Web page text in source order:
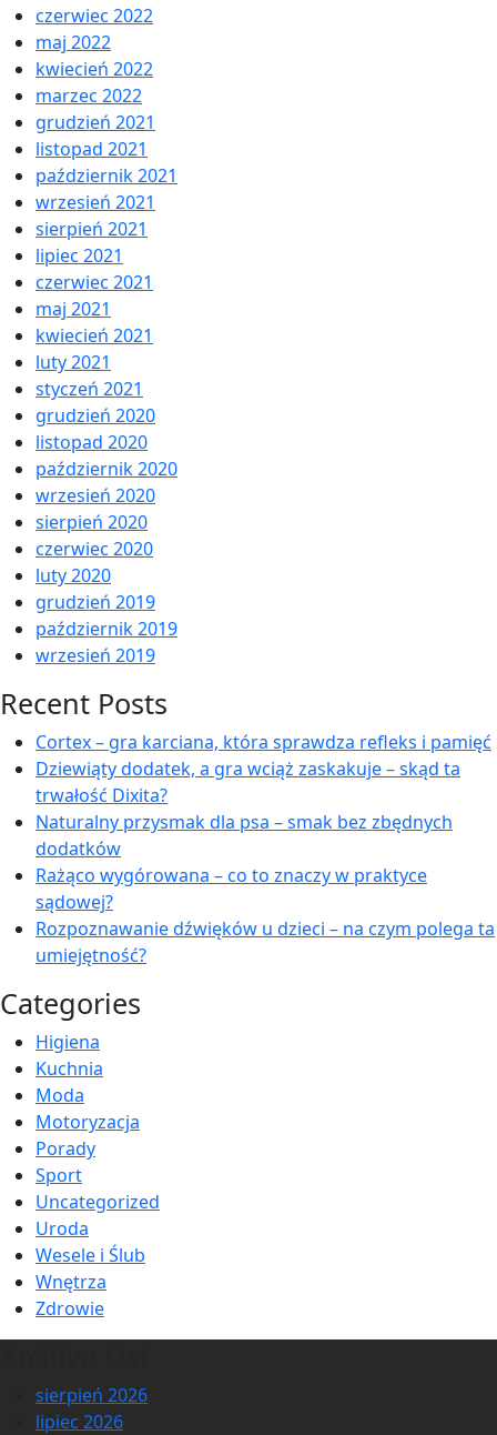
czerwiec 2022
maj 2022
kwiecień 2022
marzec 2022
grudzień 2021
listopad 2021
październik 2021
wrzesień 2021
sierpień 2021
lipiec 2021
czerwiec 2021
maj 2021
kwiecień 2021
luty 2021
styczeń 2021
grudzień 2020
listopad 2020
październik 2020
wrzesień 2020
sierpień 2020
czerwiec 2020
luty 2020
grudzień 2019
październik 2019
wrzesień 2019
Recent Posts
Cortex – gra karciana, która sprawdza refleks i pamięć
Dziewiąty dodatek, a gra wciąż zaskakuje – skąd ta
trwałość Dixita?
Naturalny przysmak dla psa – smak bez zbędnych
dodatków
Rażąco wygórowana – co to znaczy w praktyce
sądowej?
Rozpoznawanie dźwięków u dzieci – na czym polega ta
umiejętność?
Categories
Higiena
Kuchnia
Moda
Motoryzacja
Porady
Sport
Uncategorized
Uroda
Wesele i Ślub
Wnętrza
Zdrowie
sierpień 2026
lipiec 2026